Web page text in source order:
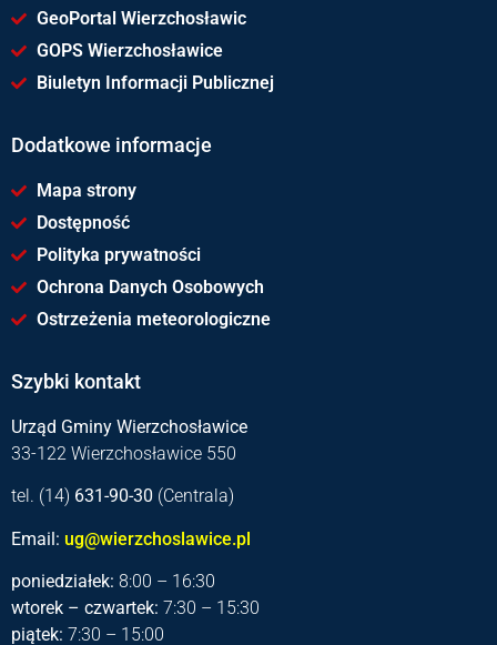
GeoPortal Wierzchosławic
GOPS Wierzchosławice
Biuletyn Informacji Publicznej
Dodatkowe informacje
Mapa strony
Dostępność
Polityka prywatności
Ochrona Danych Osobowych
Ostrzeżenia meteorologiczne
Szybki kontakt
Urząd Gminy Wierzchosławice
33-122 Wierzchosławice 550
tel. (14) 631-90-30 (Centrala)
Email: ug@wierzchoslawice.pl
poniedziałek: 8:00 – 16:30
wtorek – czwartek: 7:30 – 15:30
piątek: 7:30 – 15:00